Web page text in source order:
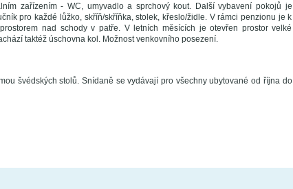
zařízením - WC, umyvadlo a sprchový kout. Další vybavení pokojů je
pro každé lůžko, skříň/skříňka, stolek, křeslo/židle. V rámci penzionu je k
nad schody v patře. V letních měsících je otevřen prostor velké
taktéž úschovna kol. Možnost venkovního posezení.
švédských stolů. Snídaně se vydávají pro všechny ubytované od října do